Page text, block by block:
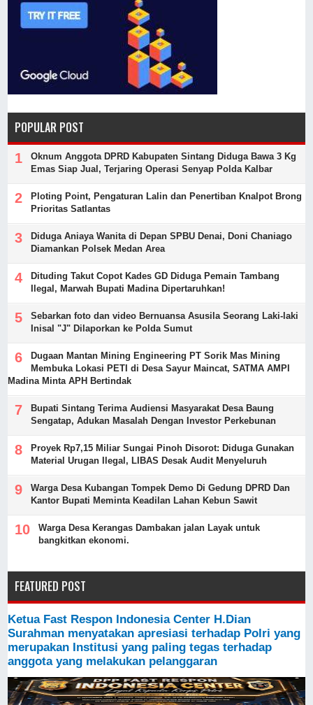
POPULAR POST
Oknum Anggota DPRD Kabupaten Sintang Diduga Bawa 3 Kg
Emas Siap Jual, Terjaring Operasi Senyap Polda Kalbar
Ploting Point, Pengaturan Lalin dan Penertiban Knalpot Brong
Prioritas Satlantas
Diduga Aniaya Wanita di Depan SPBU Denai, Doni Chaniago
Diamankan Polsek Medan Area
Dituding Takut Copot Kades GD Diduga Pemain Tambang
Ilegal, Marwah Bupati Madina Dipertaruhkan!
Sebarkan foto dan video Bernuansa Asusila Seorang Laki-laki
Inisal "J" Dilaporkan ke Polda Sumut
Dugaan Mantan Mining Engineering PT Sorik Mas Mining
Membuka Lokasi PETI di Desa Sayur Maincat, SATMA AMPI
Madina Minta APH Bertindak
Bupati Sintang Terima Audiensi Masyarakat Desa Baung
Sengatap, Adukan Masalah Dengan Investor Perkebunan
Proyek Rp7,15 Miliar Sungai Pinoh Disorot: Diduga Gunakan
Material Urugan Ilegal, LIBAS Desak Audit Menyeluruh
Warga Desa Kubangan Tompek Demo Di Gedung DPRD Dan
Kantor Bupati Meminta Keadilan Lahan Kebun Sawit
Warga Desa Kerangas Dambakan jalan Layak untuk
bangkitkan ekonomi.
FEATURED POST
Ketua Fast Respon Indonesia Center H.Dian
Surahman menyatakan apresiasi terhadap Polri yang
merupakan Institusi yang paling tegas terhadap
anggota yang melakukan pelanggaran